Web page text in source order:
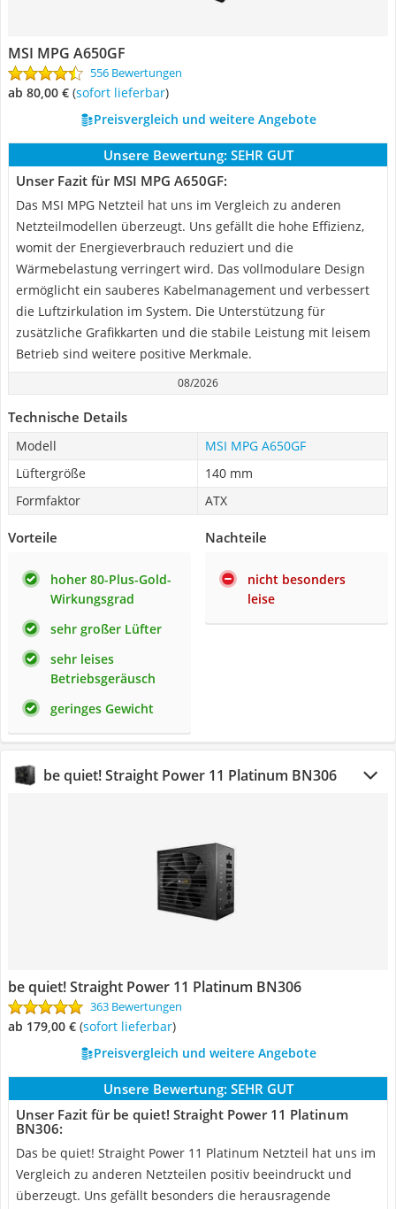
MSI MPG A650GF
556 Bewertungen
ab 80,00 € ( Sofort lieferbar)
Preisvergleich und weitere Angebote
Unsere Bewertung: SEHR GUT
Unser Fazit für MSI MPG A650GF:
Das MSI MPG Netzteil hat uns im Vergleich zu anderen
Netzteilmodellen überzeugt. Uns gefällt die hohe Effizienz,
womit der Energieverbrauch reduziert und die
Wärmebelastung verringert wird. Das vollmodulare Design
ermöglicht ein sauberes Kabelmanagement und verbessert
die Luftzirkulation im System. Die Unterstützung für
zusätzliche Grafikkarten und die stabile Leistung mit leisem
Betrieb sind weitere positive Merkmale.
08/2026
Technische Details
Modell
MSI MPG A650GF
Lüftergröße
140 mm
Formfaktor
ATX
Vorteile
hoher 80-Plus-Gold-
Wirkungsgrad
sehr großer Lüfter
sehr leises
Betriebsgeräusch
geringes Gewicht
Nachteile
nicht besonders
leise
be quiet! Straight Power 11 Platinum BN306
be quiet! Straight Power 11 Platinum BN306
363 Bewertungen
ab 179,00 € ( Sofort lieferbar)
Preisvergleich und weitere Angebote
Unsere Bewertung: SEHR GUT
Unser Fazit für be quiet! Straight Power 11 Platinum
BN306:
Das be quiet! Straight Power 11 Platinum Netzteil hat uns im
Vergleich zu anderen Netzteilen positiv beeindruckt und
überzeugt. Uns gefällt besonders die herausragende